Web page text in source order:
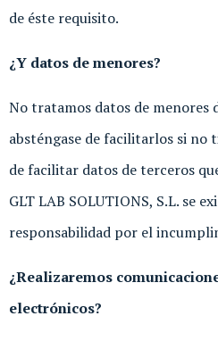
de éste requisito.
¿Y datos de menores?
No tratamos datos de menores
absténgase de facilitarlos si no
de facilitar datos de terceros
GLT LAB SOLUTIONS, S.L. se
responsabilidad por el
¿Realizaremos
electrónicos?